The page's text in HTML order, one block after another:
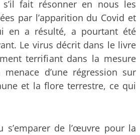
fait résonner en nous les
par l’apparition du Covid et
en a résulté, a pourtant été
Le virus décrit dans le livre
terrifiant dans la mesure
d’une régression sur
et la flore terrestre, ce qui
s’emparer de l’œuvre pour la